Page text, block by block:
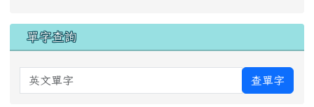
單字查詢
英文單字 查單字